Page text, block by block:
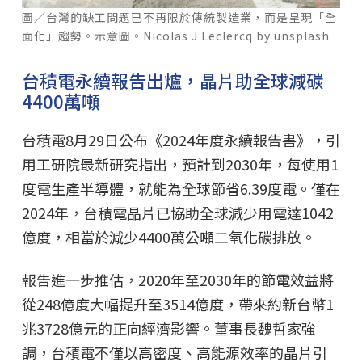
圖／台灣的缺工問題已不再限於傳統製造業，而是呈現「全
面化」趨勢。示意圖。Nicolas J Leclercq by unsplash
台積電永續報告出爐，晶片助全球減碳
4400萬噸
台積電8月29日公布《2024年度永續報告書》，引
用工研院最新研究指出，預計到2030年，每使用1
度電生產半導體，就能為全球節省6.39度電。僅在
2024年，台積電晶片已協助全球減少用電達1042
億度，相當於減少4400萬公噸二氧化碳排放。
報告進一步推估，2020年至2030年的節電效益將
從248億度大幅提升至3514億度，帶來約新台幣1
兆3728億元的正向經濟影響。董事長魏哲家強
調，台積電不僅以高密度、高能源效率的晶片引